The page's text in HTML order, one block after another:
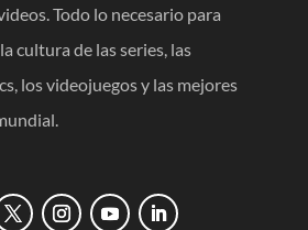
Todo lo necesario para
cultura de las series, las
los videojuegos y las mejores